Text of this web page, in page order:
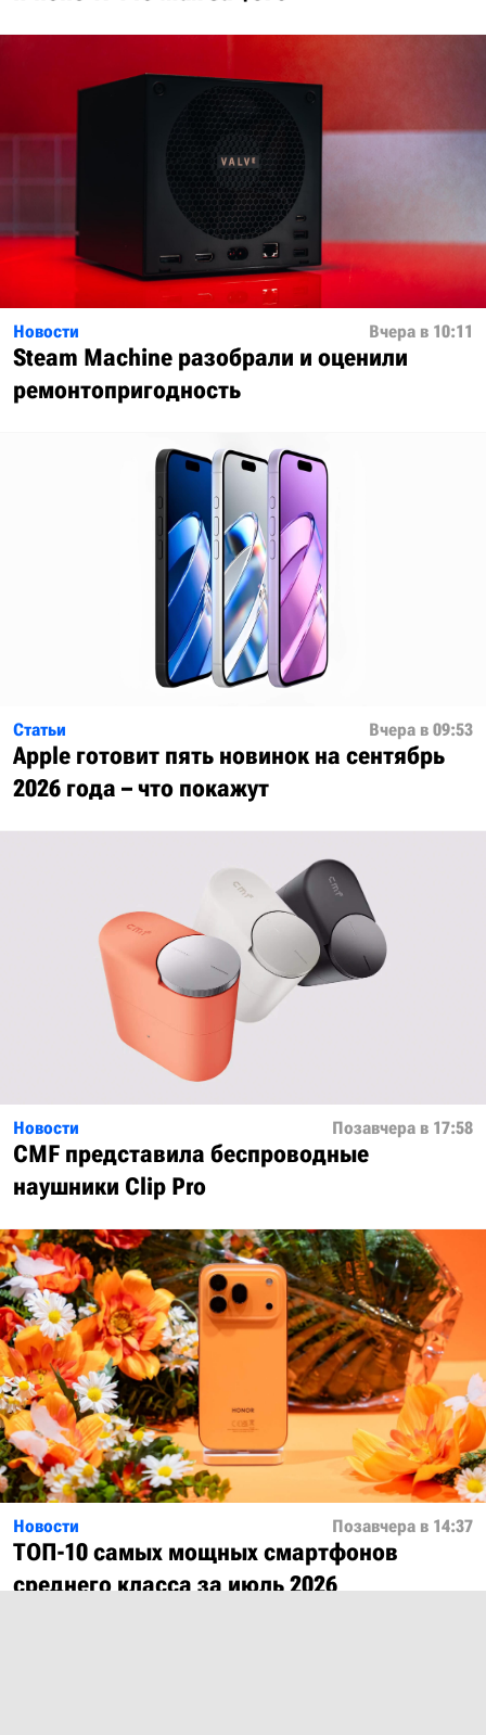
Новости Вчера в 10:11
Steam Machine разобрали и оценили
ремонтопригодность
Статьи Вчера в 09:53
Apple готовит пять новинок на сентябрь
2026 года – что покажут
Новости Позавчера в 17:58
CMF представила беспроводные
наушники Clip Pro
Новости Позавчера в 14:37
ТОП-10 самых мощных смартфонов
среднего класса за июль 2026